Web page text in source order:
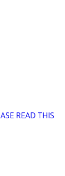
READ THIS